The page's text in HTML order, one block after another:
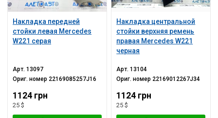
Накладка передней
стойки левая Mercedes
W221 серая
Арт.13097
Ориг. номер 22169085257J16
1124 грн
25 $
Накладка центральной
стойки верхняя ремень
правая Mercedes W221
черная
Арт.13104
Ориг. номер 22169012267J34
1124 грн
25 $